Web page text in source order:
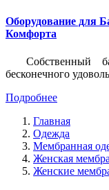
Оборудование для
Комфорта
Собственный
бесконечного
Подробнее
Главная
Одежда
Мембранная
Женская
Женские